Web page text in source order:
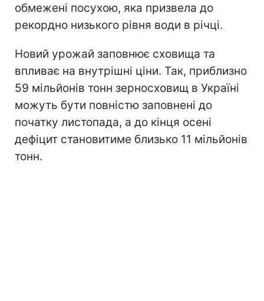
обмежені посухою, яка призвела до
рекордно низького рівня води в річці.
Новий урожай заповнює сховища та
впливає на внутрішні ціни. Так, приблизно
59 мільйонів тонн зерносховищ в Україні
можуть бути повністю заповнені до
початку листопада, а до кінця осені
дефіцит становитиме близько 11 мільйонів
тонн.